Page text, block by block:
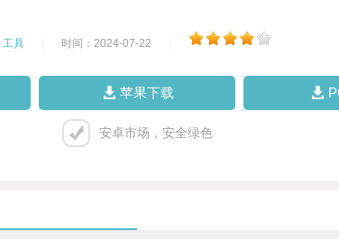
工具 时间：2024-07-22
苹果下载
安卓市场，安全绿色